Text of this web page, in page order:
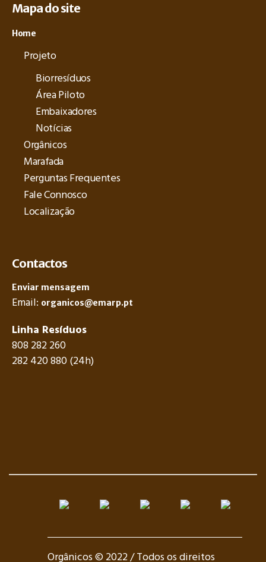
Mapa do site
Home
Projeto
Biorresíduos
Área Piloto
Embaixadores
Notícias
Orgânicos
Marafada
Perguntas Frequentes
Fale Connosco
Localização
Contactos
Enviar mensagem
Email: organicos@emarp.pt
Linha Resíduos
808 282 260
282 420 880 (24h)
Orgânicos © 2022 / Todos os direitos